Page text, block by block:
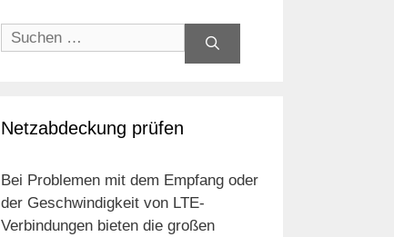
Suchen
nach:
Netzabdeckung prüfen
Bei Problemen mit dem Empfang oder
der Geschwindigkeit von LTE-
Verbindungen bieten die großen